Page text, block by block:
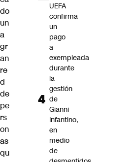
do
un
a
gr
an
re
d
de
pe
rs
on
as
qu
UEFA
confirma
un
pago
a
exempleada
durante
la
gestión
de
Gianni
Infantino,
en
medio
de